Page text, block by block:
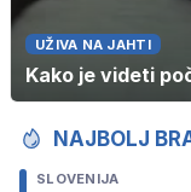
UŽIVA NA JAHTI
Kako je videti
NAJBOLJ
SLOVENIJA